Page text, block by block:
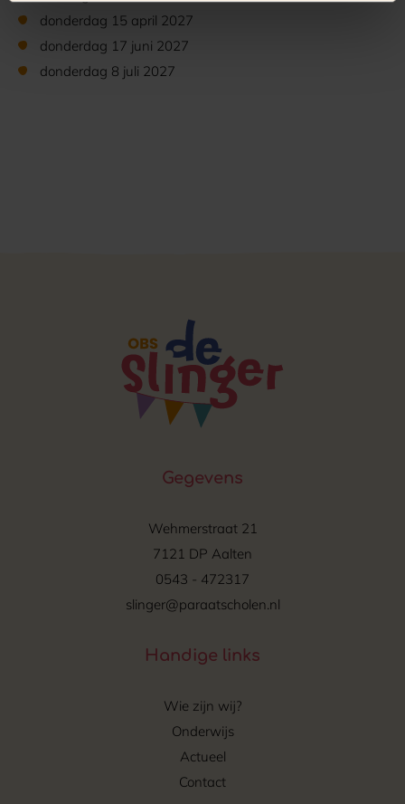
donderdag 15 april 2027
donderdag 17 juni 2027
donderdag 8 juli 2027
Gegevens
Wehmerstraat 21
7121 DP Aalten
0543 - 472317
slinger@paraatscholen.nl
Handige links
Wie zijn wij?
Onderwijs
Actueel
Contact